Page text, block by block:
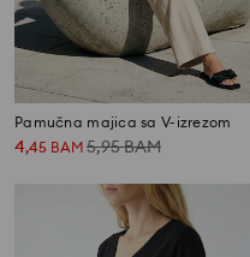
Pamučna majica sa V-izrezom
4,45 BAM 5,95BAM